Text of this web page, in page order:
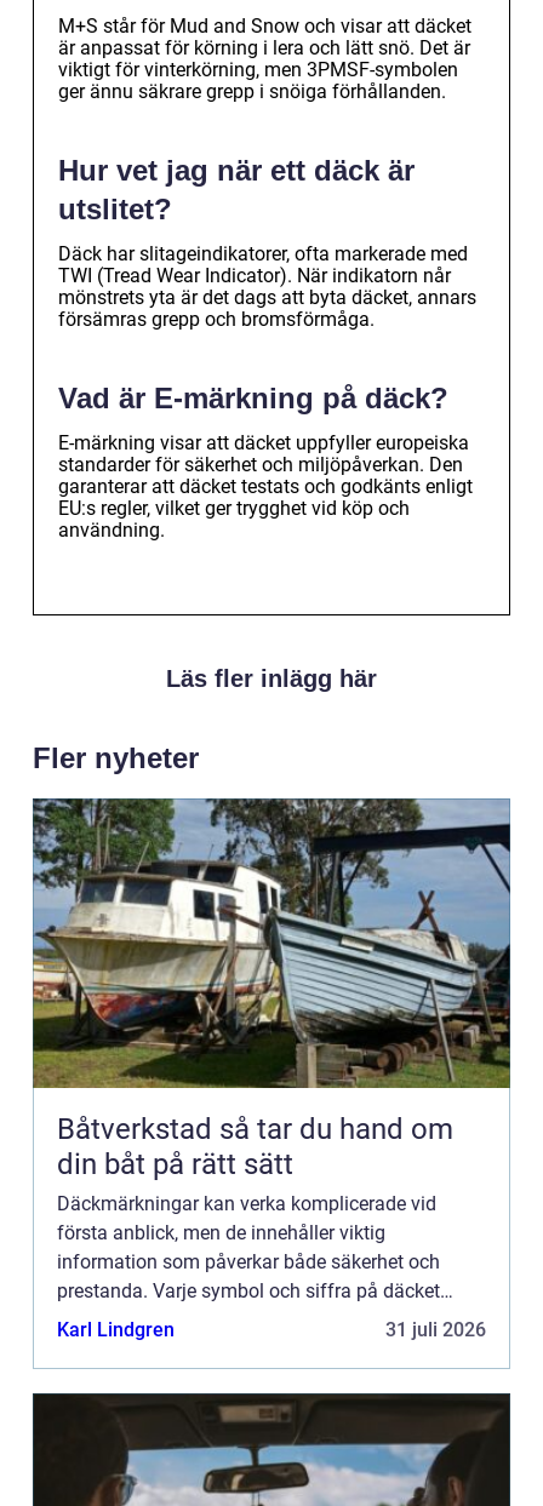
M+S står för Mud and Snow och visar att däcket
är anpassat för körning i lera och lätt snö. Det är
viktigt för vinterkörning, men 3PMSF-symbolen
ger ännu säkrare grepp i snöiga förhållanden.
Hur vet jag när ett däck är
utslitet?
Däck har slitageindikatorer, ofta markerade med
TWI (Tread Wear Indicator). När indikatorn når
mönstrets yta är det dags att byta däcket, annars
försämras grepp och bromsförmåga.
Vad är E-märkning på däck?
E-märkning visar att däcket uppfyller europeiska
standarder för säkerhet och miljöpåverkan. Den
garanterar att däcket testats och godkänts enligt
EU:s regler, vilket ger trygghet vid köp och
användning.
Läs fler inlägg här
Fler nyheter
Båtverkstad så tar du hand om
din båt på rätt sätt
Däckmärkningar kan verka komplicerade vid
första anblick, men de innehåller viktig
information som påverkar både säkerhet och
prestanda. Varje symbol och siffra på däcket
berättar något om d...
Karl Lindgren 31 juli 2026